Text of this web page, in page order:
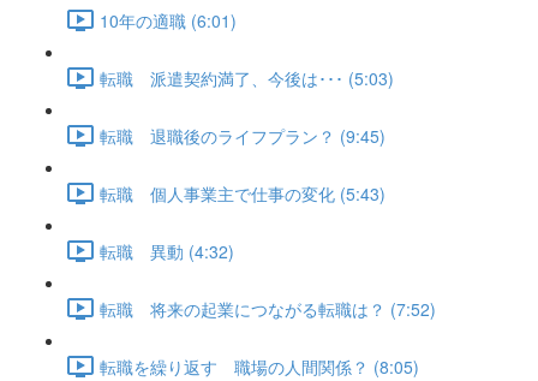
10年の適職 (6:01)
転職 派遣契約満了、今後は･･･ (5:03)
転職 退職後のライフプラン？ (9:45)
転職 個人事業主で仕事の変化 (5:43)
転職 異動 (4:32)
転職 将来の起業につながる転職は？ (7:52)
転職を繰り返す 職場の人間関係？ (8:05)